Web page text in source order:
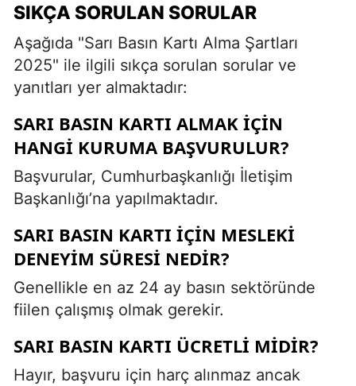
SIKÇA SORULAN SORULAR
Aşağıda "Sarı Basın Kartı Alma Şartları
2025" ile ilgili sıkça sorulan sorular ve
yanıtları yer almaktadır:
SARI BASIN KARTI ALMAK IÇIN
HANGI KURUMA BAŞVURULUR?
Başvurular, Cumhurbaşkanlığı İletişim
Başkanlığı’na yapılmaktadır.
SARI BASIN KARTI IÇIN MESLEKI
DENEYIM SÜRESI NEDIR?
Genellikle en az 24 ay basın sektöründe
fiilen çalışmış olmak gerekir.
SARI BASIN KARTI ÜCRETLI MIDIR?
Hayır, başvuru için harç alınmaz ancak